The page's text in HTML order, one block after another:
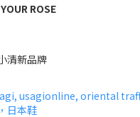
ROSE
清新品牌